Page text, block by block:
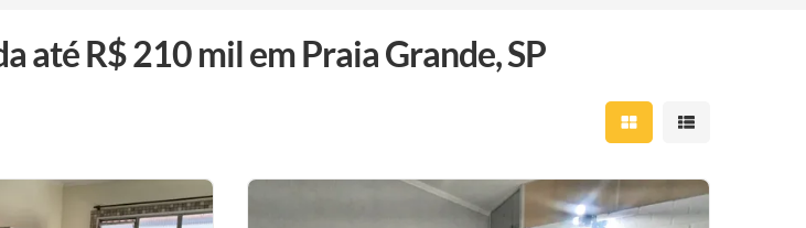
até R$ 210 mil em Praia Grande, SP
Mostrar resultados
Mostrar